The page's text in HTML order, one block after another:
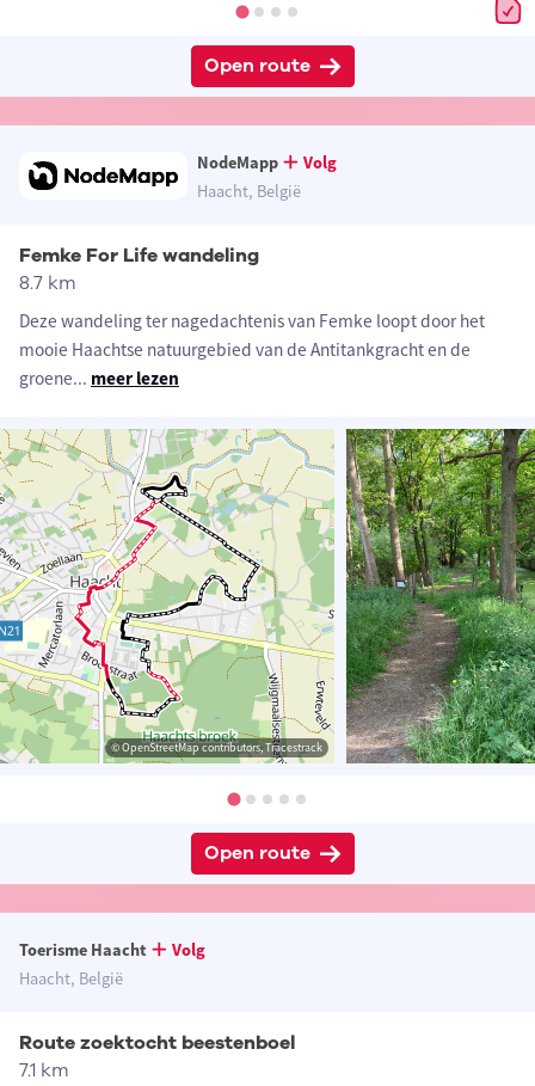
Open route
NodeMapp
Volg
Haacht, België
Femke For Life wandeling
8.7 km
Deze wandeling ter nagedachtenis van Femke loopt door het
mooie Haachtse natuurgebied van de Antitankgracht en de
groene... meer lezen
© OpenStreetMap contributors, Tracestrack
Open route
Toerisme Haacht
Volg
Haacht, België
Route zoektocht beestenboel
7.1 km